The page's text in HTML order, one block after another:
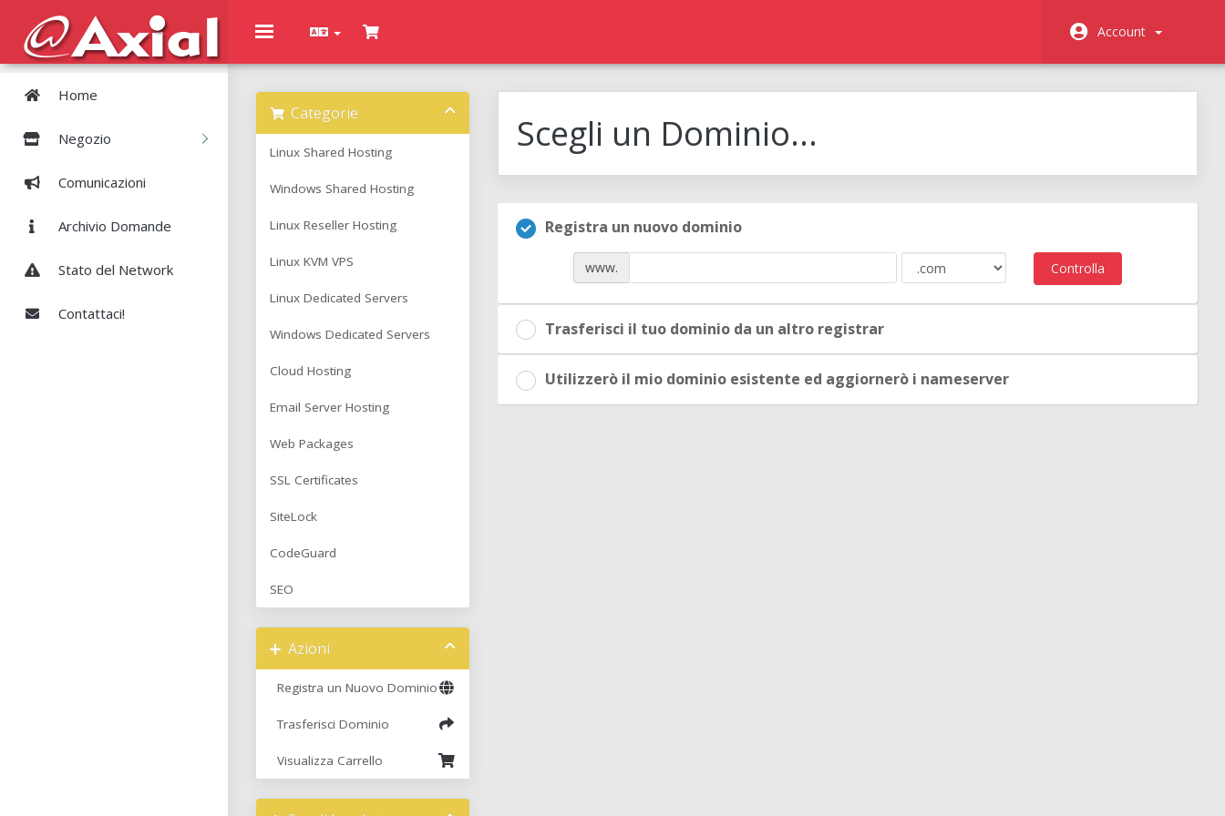
Toggle
Account
Home
Negozio
Comunicazioni
Archivio Domande
Stato del Network
Contattaci!
Categorie
Linux Shared Hosting
Windows Shared Hosting
Linux Reseller Hosting
Linux KVM VPS
Linux Dedicated Servers
Windows Dedicated Servers
Cloud Hosting
Email Server Hosting
Web Packages
SSL Certificates
SiteLock
CodeGuard
SEO
Azioni
Registra un Nuovo Dominio
Trasferisci Dominio
Visualizza Carrello
Scegli un Dominio...
Registra un nuovo dominio
www. Controlla
Trasferisci il tuo dominio da un altro registrar
Utilizzerò il mio dominio esistente ed aggiornerò i nameserver